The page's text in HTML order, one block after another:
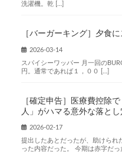
洗濯機。乾 […]
［バーガーキング］夕食
2026-03-14
スパイシーワッパー 月一回の
円。通常であれば１，００ […]
［確定申告］医療費控除
人」がハマる意外な落とし
2026-02-17
提出したあとだったが、助けられ
った内容だった。 今期は赤字だっ